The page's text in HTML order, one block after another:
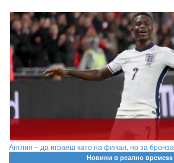
Англия – да играеш като на финал, но за бронза
Новини в реално времеss